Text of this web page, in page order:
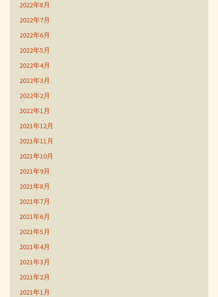
2022年8月
2022年7月
2022年6月
2022年5月
2022年4月
2022年3月
2022年2月
2022年1月
2021年12月
2021年11月
2021年10月
2021年9月
2021年8月
2021年7月
2021年6月
2021年5月
2021年4月
2021年3月
2021年2月
2021年1月